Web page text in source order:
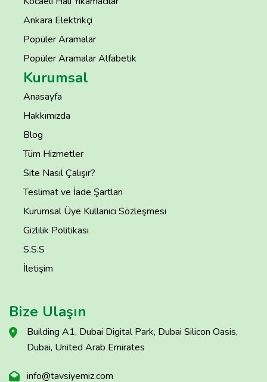
Ankara Elektrikçi
Popüler Aramalar
Popüler Aramalar Alfabetik
Kurumsal
Anasayfa
Hakkımızda
Blog
Tüm Hizmetler
Site Nasıl Çalışır?
Teslimat ve İade Şartları
Kurumsal Üye Kullanıcı Sözleşmesi
Gizlilik Politikası
S.S.S
İletişim
Bize Ulaşın
Building A1, Dubai Digital Park, Dubai Silicon Oasis,
Dubai, United Arab Emirates
info@tavsiyemiz.com